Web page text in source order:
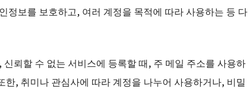
정보를 보호하고, 여러 계정을 목적에 따라 사용하는 등 다
뢰할 수 없는 서비스에 등록할 때, 주 메일 주소를 사용하
, 취미나 관심사에 따라 계정을 나누어 사용하거나, 비밀